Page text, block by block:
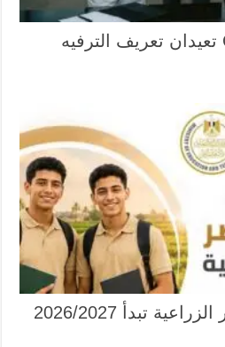
Twist وContact Now تعيدان تعريف الترفيه
مدارس مستقبل مصر الزراعية تبدأ 2026/2027